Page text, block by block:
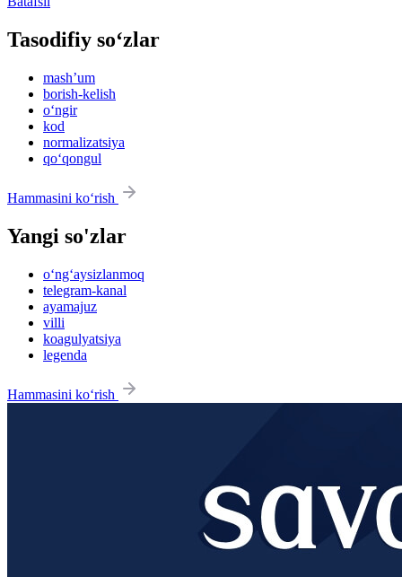
Tasodifiy so‘zlar
mashʼum
borish-kelish
o‘ngir
kod
normalizatsiya
qo‘qongul
Hammasini ko‘rish
Yangi so'zlar
o‘ng‘aysizlanmoq
telegram-kanal
ayamajuz
villi
koagulyatsiya
legenda
Hammasini ko‘rish